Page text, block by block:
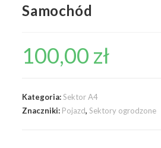
Samochód
100,00 zł
Kategoria:Sektor A4
Znaczniki: Pojazd,Sektory ogrodzone